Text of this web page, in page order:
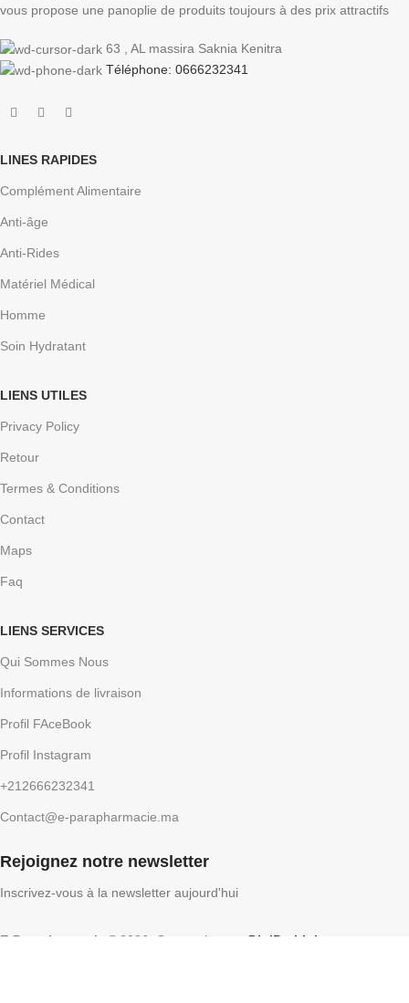
vous propose une panoplie de produits toujours à des prix attractifs
63 , AL massira Saknia Kenitra
Téléphone: 0666232341
LINES RAPIDES
Complément Alimentaire
Anti-âge
Anti-Rides
Matériel Médical
Homme
Soin Hydratant
LIENS UTILES
Privacy Policy
Retour
Termes & Conditions
Contact
Maps
Faq
LIENS SERVICES
Qui Sommes Nous
Informations de livraison
Profil FAceBook
Profil Instagram
+212666232341
Contact@e-parapharmacie.ma
Rejoignez notre newsletter
Inscrivez-vous à la newsletter aujourd'hui
E-Parapharmacie 2026, Conception par DigiProLink